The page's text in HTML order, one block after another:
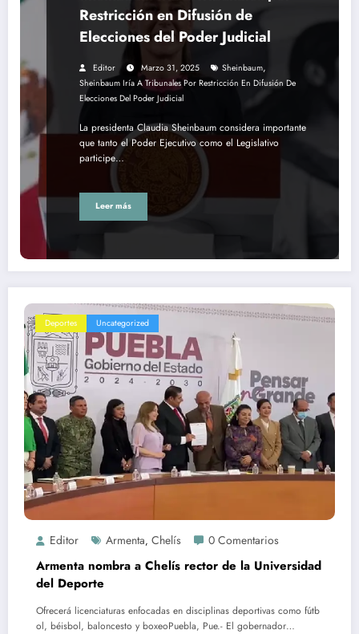
Restricción en Difusión de
Elecciones del Poder Judicial
Editor Marzo 31, 2025 Sheinbaum,
Sheinbaum Iría A Tribunales Por Restricción En Difusión De
Elecciones Del Poder Judicial
La presidenta Claudia Sheinbaum considera importante
que tanto el Poder Ejecutivo como el Legislativo
participe…
Leer más
Deportes Uncategorized
Editor Armenta, Chelís 0 Comentarios
Armenta nombra a Chelís rector de la Universidad
del Deporte
Ofrecerá licenciaturas enfocadas en disciplinas deportivas como fútb
ol, béisbol, baloncesto y boxeoPuebla, Pue.- ​El gobernador…